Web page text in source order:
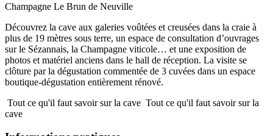
Champagne Le Brun de Neuville
Découvrez la cave aux galeries voûtées et creusées dans la craie à
plus de 19 mètres sous terre, un espace de consultation d’ouvrages
sur le Sézannais, la Champagne viticole… et une exposition de
photos et matériel anciens dans le hall de réception. La visite se
clôture par la dégustation commentée de 3 cuvées dans un espace
boutique-dégustation entièrement rénové.
Tout ce qu'il faut savoir sur la cave Tout ce qu'il faut savoir sur la
cave